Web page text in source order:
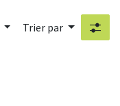
Trier par